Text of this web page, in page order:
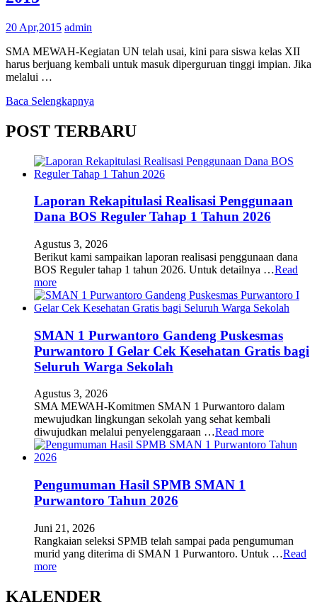
20 Apr,2015 admin
SMA MEWAH-Kegiatan UN telah usai, kini para siswa kelas XII
harus berjuang kembali untuk masuk diperguruan tinggi impian. Jika
melalui …
Baca Selengkapnya
POST TERBARU
Laporan Rekapitulasi Realisasi Penggunaan
Dana BOS Reguler Tahap 1 Tahun 2026
Agustus 3, 2026
Berikut kami sampaikan laporan realisasi penggunaan dana
BOS Reguler tahap 1 tahun 2026. Untuk detailnya …Read
more
SMAN 1 Purwantoro Gandeng Puskesmas
Purwantoro I Gelar Cek Kesehatan Gratis bagi
Seluruh Warga Sekolah
Agustus 3, 2026
SMA MEWAH-Komitmen SMAN 1 Purwantoro dalam
mewujudkan lingkungan sekolah yang sehat kembali
diwujudkan melalui penyelenggaraan …Read more
Pengumuman Hasil SPMB SMAN 1
Purwantoro Tahun 2026
Juni 21, 2026
Rangkaian seleksi SPMB telah sampai pada pengumuman
murid yang diterima di SMAN 1 Purwantoro. Untuk …Read
more
KALENDER